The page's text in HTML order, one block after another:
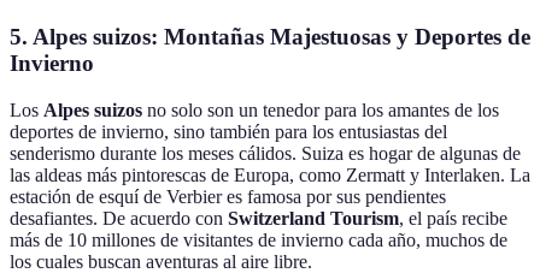
5. Alpes suizos: Montañas Majestuosas y Deportes de
Invierno
Los Alpes suizos no solo son un tenedor para los amantes de los
deportes de invierno, sino también para los entusiastas del
senderismo durante los meses cálidos. Suiza es hogar de algunas de
las aldeas más pintorescas de Europa, como Zermatt y Interlaken. La
estación de esquí de Verbier es famosa por sus pendientes
desafiantes. De acuerdo con Switzerland Tourism, el país recibe
más de 10 millones de visitantes de invierno cada año, muchos de
los cuales buscan aventuras al aire libre.